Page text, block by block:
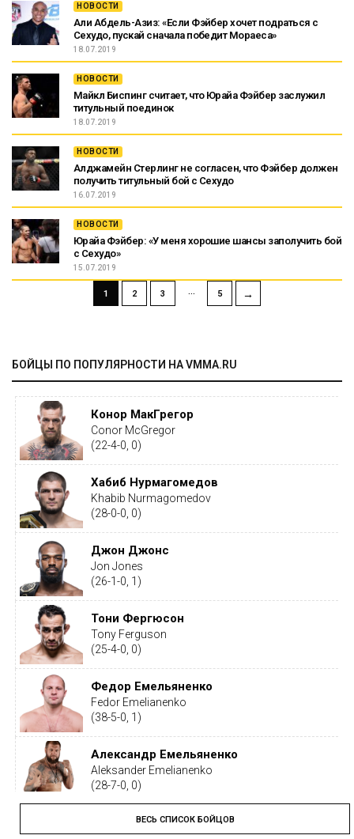
НОВОСТИ
Али Абдель-Азиз: «Если Фэйбер хочет подраться с
Сехудо, пускай сначала победит Мораеса»
18.07.2019
НОВОСТИ
Майкл Биспинг считает, что Юрайа Фэйбер заслужил
титульный поединок
18.07.2019
НОВОСТИ
Алджамейн Стерлинг не согласен, что Фэйбер должен
получить титульный бой с Сехудо
16.07.2019
НОВОСТИ
Юрайа Фэйбер: «У меня хорошие шансы заполучить бой
с Сехудо»
15.07.2019
1 2 3 5 →
БОЙЦЫ ПО ПОПУЛЯРНОСТИ НА VMMA.RU
Конор МакГрегор
Conor McGregor
(22-4-0, 0)
Хабиб Нурмагомедов
Khabib Nurmagomedov
(28-0-0, 0)
Джон Джонс
Jon Jones
(26-1-0, 1)
Тони Фергюсон
Tony Ferguson
(25-4-0, 0)
Федор Емельяненко
Fedor Emelianenko
(38-5-0, 1)
Александр Емельяненко
Aleksander Emelianenko
(28-7-0, 0)
Тайрон ВудлиВЕСЬ СПИСОК БОЙЦОВ